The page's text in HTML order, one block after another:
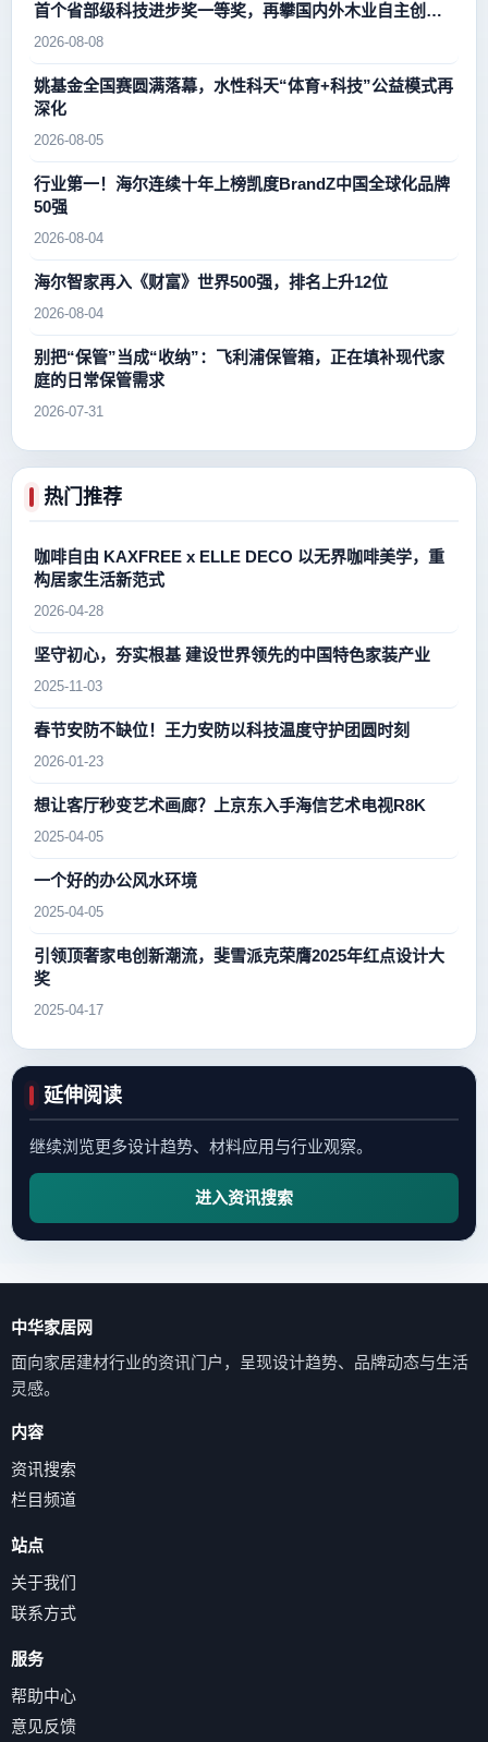
首个省部级科技进步奖一等奖，再攀国内外木业自主创新
新高峰
2026-08-08
姚基金全国赛圆满落幕，水性科天“体育+科技”公益模式再
深化
2026-08-05
行业第一！海尔连续十年上榜凯度BrandZ中国全球化品牌
50强
2026-08-04
海尔智家再入《财富》世界500强，排名上升12位
2026-08-04
别把“保管”当成“收纳”：飞利浦保管箱，正在填补现代家
庭的日常保管需求
2026-07-31
热门推荐
咖啡自由 KAXFREE x ELLE DECO 以无界咖啡美学，重
构居家生活新范式
2026-04-28
坚守初心，夯实根基 建设世界领先的中国特色家装产业
2025-11-03
春节安防不缺位！王力安防以科技温度守护团圆时刻
2026-01-23
想让客厅秒变艺术画廊？上京东入手海信艺术电视R8K
2025-04-05
一个好的办公风水环境
2025-04-05
引领顶奢家电创新潮流，斐雪派克荣膺2025年红点设计大
奖
2025-04-17
延伸阅读
继续浏览更多设计趋势、材料应用与行业观察。
进入资讯搜索
中华家居网
面向家居建材行业的资讯门户，呈现设计趋势、品牌动态与生活
灵感。
内容
资讯搜索
栏目频道
站点
关于我们
联系方式
服务
帮助中心
意见反馈